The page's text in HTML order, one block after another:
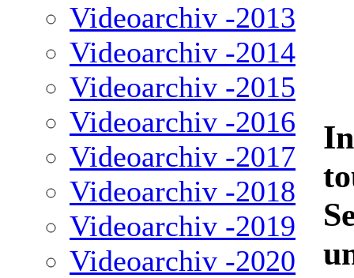
Videoarchiv -2013
Videoarchiv -2014
Videoarchiv -2015
Videoarchiv -2016
Videoarchiv -2017
Videoarchiv -2018
Videoarchiv -2019
Videoarchiv -2020